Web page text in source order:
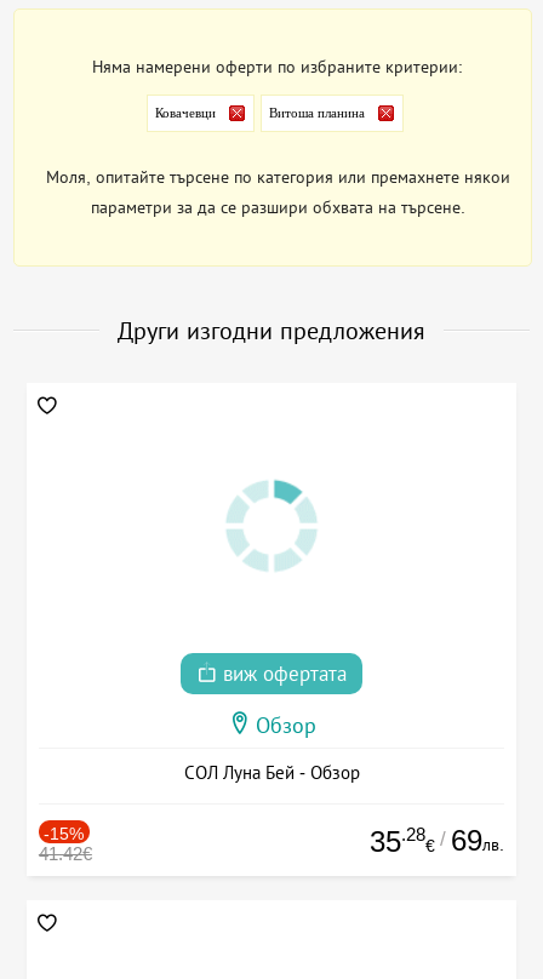
Няма намерени оферти по избраните критерии:
Ковачевци Витоша планина
Моля, опитайте търсене по категория или премахнете някои
параметри за да се разшири обхвата на търсене.
Други изгодни предложения
виж офертата
Обзор
СОЛ Луна Бей - Обзор
-15%
41.42€ 35.28
€ / 69лв.